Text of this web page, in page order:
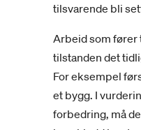
tilsvarende bli
Arbeid som fører
tilstanden det
For eksempel
et bygg. I
forbedring, må